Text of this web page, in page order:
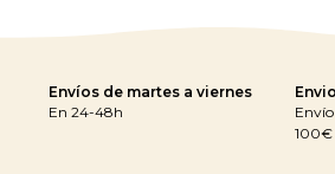
Envíos de martes a viernes
En 24-48h
100€